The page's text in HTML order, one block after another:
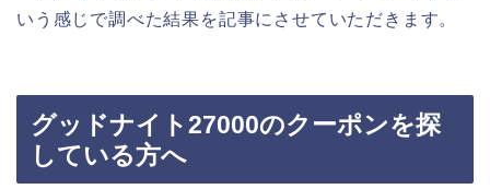
いう感じで調べた結果を記事にさせていただきます。
グッドナイト27000のクーポンを探
している方へ